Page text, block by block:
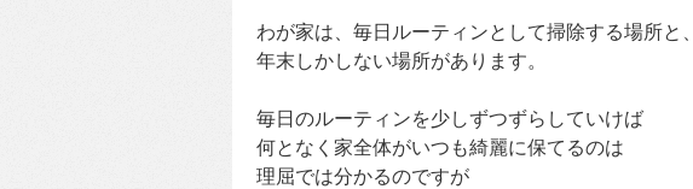
わが家は、毎日ルーティンとして掃除する場所と、
年末しかしない場所があります。
毎日のルーティンを少しずつずらしていけば
何となく家全体がいつも綺麗に保てるのは
理屈では分かるのですが